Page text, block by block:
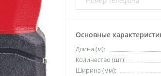
Основные
Длина (м):
Количество (шт):
Ширина (мм):